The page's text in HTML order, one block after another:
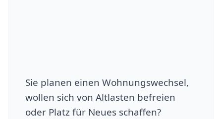
Sie planen einen Wohnungswechsel,
wollen sich von Altlasten befreien
oder Platz für Neues schaffen?